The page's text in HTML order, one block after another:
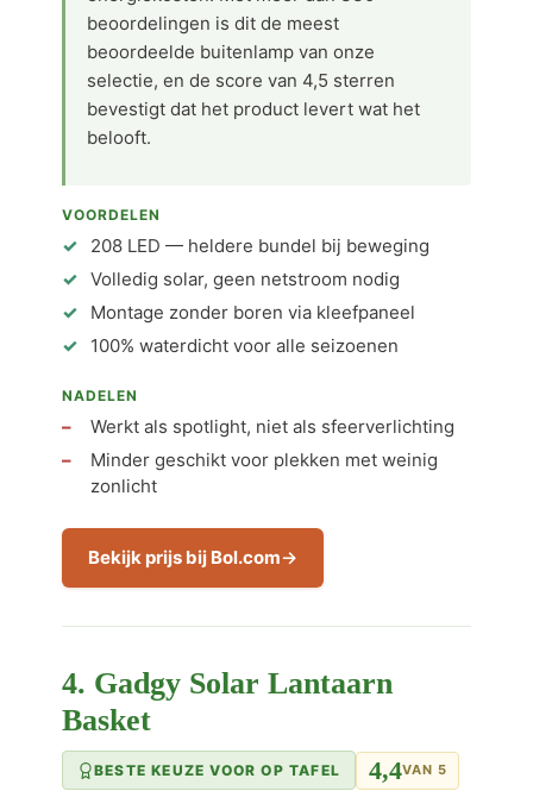
beoordelingen is dit de meest
beoordeelde buitenlamp van onze
selectie, en de score van 4,5 sterren
bevestigt dat het product levert wat het
belooft.
VOORDELEN
208 LED — heldere bundel bij beweging
Volledig solar, geen netstroom nodig
Montage zonder boren via kleefpaneel
100% waterdicht voor alle seizoenen
NADELEN
Werkt als spotlight, niet als sfeerverlichting
Minder geschikt voor plekken met weinig
zonlicht
Bekijk prijs bij Bol.com
4. Gadgy Solar Lantaarn
Basket
BESTE KEUZE VOOR OP TAFEL 4,4VAN 5